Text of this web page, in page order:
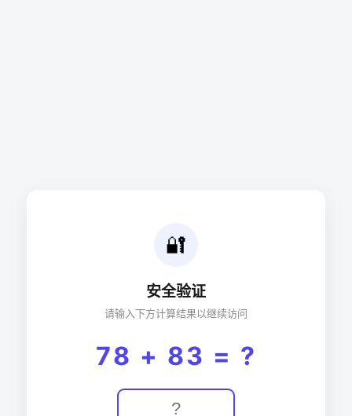
🔐
安全验证
请输入下方计算结果以继续访问
78 + 83 = ?